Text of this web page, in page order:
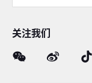
关注我们